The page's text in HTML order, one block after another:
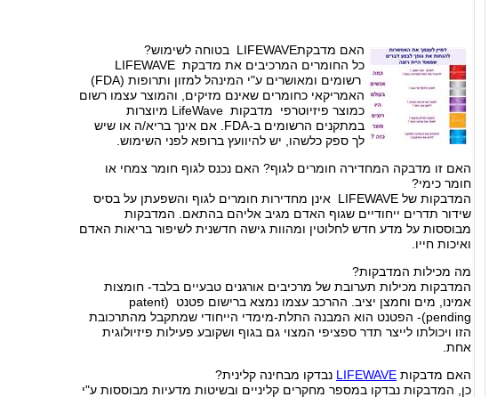
האם מדבקתLIFEWAVE בטוחה לשימוש?
כל החומרים המרכיבים את מדבקת LIFEWAVE
רשומים ומאושרים ע"י המינהל למזון ותרופות (FDA)
האמריקאי כחומרים שאינם מזיקים, והמוצר עצמו רשום
כמוצר פיזיוטרפי מדבקות LifeWave מיוצרות
במתקנים הרשומים ב-FDA. אם אינך בריא/ה או שיש
לך ספק כלשהו, יש להיוועץ ברופא לפני השימוש.
האם זו מדבקה המחדירה חומרים לגוף? האם נכנס לגוף חומר צמחי או
חומר כימי?
המדבקות של LIFEWAVE אינן מחדירות חומרים לגוף והשפעתן על בסיס
שידור תדרים ייחודיים שגוף האדם מגיב אליהם בהתאם. המדבקות
מבוססות על מדע חדש לחלוטין ומהוות גישה חדשנית לשיפור בריאות האדם
ואיכות חייו.
מה מכילות המדבקות?
המדבקות מכילות תערובת של מרכיבים אורגנים טבעיים בלבד- חומצות
אמינו, מים וחמצן יציב. ההרכב עצמו נמצא ברישום פטנט (patent
pending)- הפטנט הוא המבנה התלת-מימדי הייחודי שמתקבל מהתרכובת
הזו ויכולתו לייצר תדר ספציפי המצוי גם בגוף ושקובע פעילות פיזיולוגית
אחת.
האם מדבקות LIFEWAVE נבדקו מבחינה קלינית?
כן, המדבקות נבדקו במספר מחקרים קליניים ובשיטות מדעיות מבוססות ע"י